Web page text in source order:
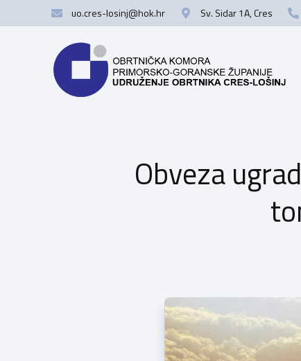
uo.cres-losinj@hok.hr Sv. Sidar 1A, Cres
Obveza